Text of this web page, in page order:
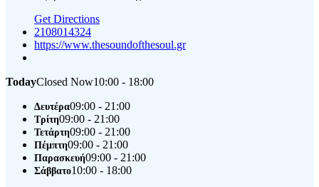
Get Directions
2108014324
https://www.thesoundofthesoul.gr
TodayClosed Now10:00 - 18:00
Δευτέρα09:00 - 21:00
Τρίτη09:00 - 21:00
Τετάρτη09:00 - 21:00
Πέμπτη09:00 - 21:00
Παρασκευή09:00 - 21:00
Σάββατο10:00 - 18:00